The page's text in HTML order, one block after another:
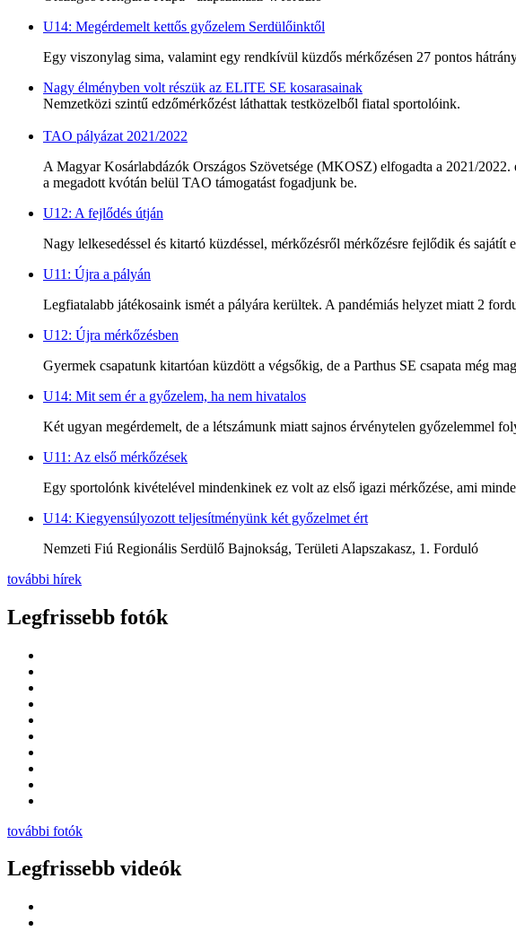
U14: Megérdemelt kettős győzelem Serdülőinktől
Egy viszonylag sima, valamint egy rendkívül küzdős mérkőzésen 27 pontos
Nagy élményben volt részük az ELITE SE kosarasainak
Nemzetközi szintű edzőmérkőzést láthattak testközelből fiatal sportolóink.
TAO pályázat 2021/2022
A Magyar Kosárlabdázók Országos Szövetsége (MKOSZ) elfogadta a 2021/
a megadott kvótán belül TAO támogatást fogadjunk be.
U12: A fejlődés útján
Nagy lelkesedéssel és kitartó küzdéssel, mérkőzésről mérkőzésre fejlődik és sajátít
U11: Újra a pályán
Legfiatalabb játékosaink ismét a pályára kerültek. A pandémiás helyzet miatt 2
U12: Újra mérkőzésben
Gyermek csapatunk kitartóan küzdött a végsőkig, de a Parthus SE csapata még
U14: Mit sem ér a győzelem, ha nem hivatalos
Két ugyan megérdemelt, de a létszámunk miatt sajnos érvénytelen győzelemmel
U11: Az első mérkőzések
Egy sportolónk kivételével mindenkinek ez volt az első igazi mérkőzése, ami
U14: Kiegyensúlyozott teljesítményünk két győzelmet ért
Nemzeti Fiú Regionális Serdülő Bajnokság, Területi Alapszakasz, 1. Forduló
további hírek
Legfrissebb fotók
további fotók
Legfrissebb videók